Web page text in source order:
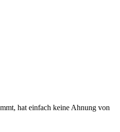
hat einfach keine Ahnung von